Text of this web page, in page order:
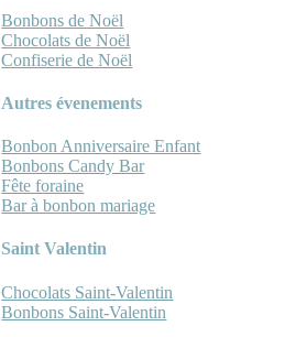
Bonbons de Noël
Chocolats de Noël
Confiserie de Noël
Autres évenements
Bonbon Anniversaire Enfant
Bonbons Candy Bar
Fête foraine
Bar à bonbon mariage
Saint Valentin
Chocolats Saint-Valentin
Bonbons Saint-Valentin